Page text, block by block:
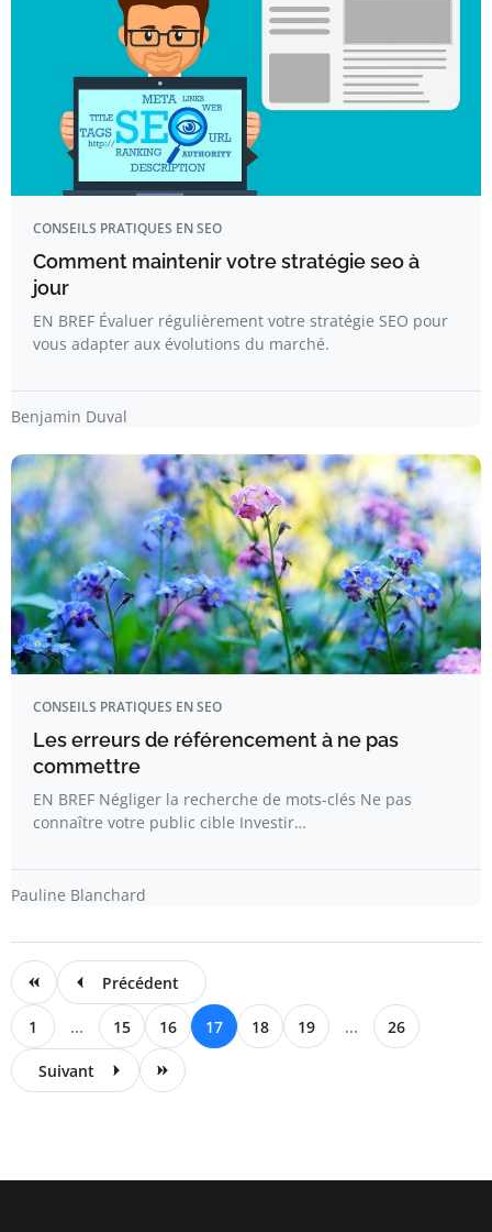
CONSEILS PRATIQUES EN SEO
Comment maintenir votre stratégie seo à
jour
EN BREF Évaluer régulièrement votre stratégie SEO pour
vous adapter aux évolutions du marché.
Benjamin Duval
CONSEILS PRATIQUES EN SEO
Les erreurs de référencement à ne pas
commettre
EN BREF Négliger la recherche de mots-clés Ne pas
connaître votre public cible Investir…
Pauline Blanchard
Précédent
1 ... 15 16 17 18 19 ... 26
Suivant